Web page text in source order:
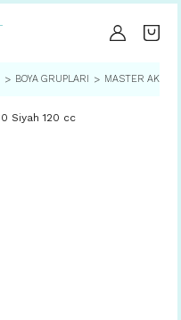
BOYA GRUPLARI MASTER